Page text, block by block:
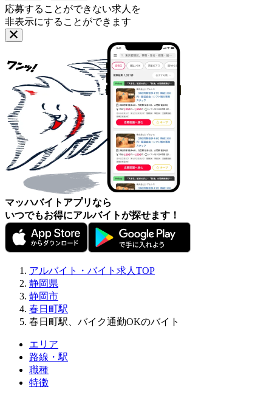
応募することができない求人を
非表示にすることができます
マッハバイトアプリなら
いつでもお得にアルバイトが探せます！
アルバイト・バイト求人TOP
静岡県
静岡市
春日町駅
春日町駅、バイク通勤OKのバイト
エリア
路線・駅
職種
特徴